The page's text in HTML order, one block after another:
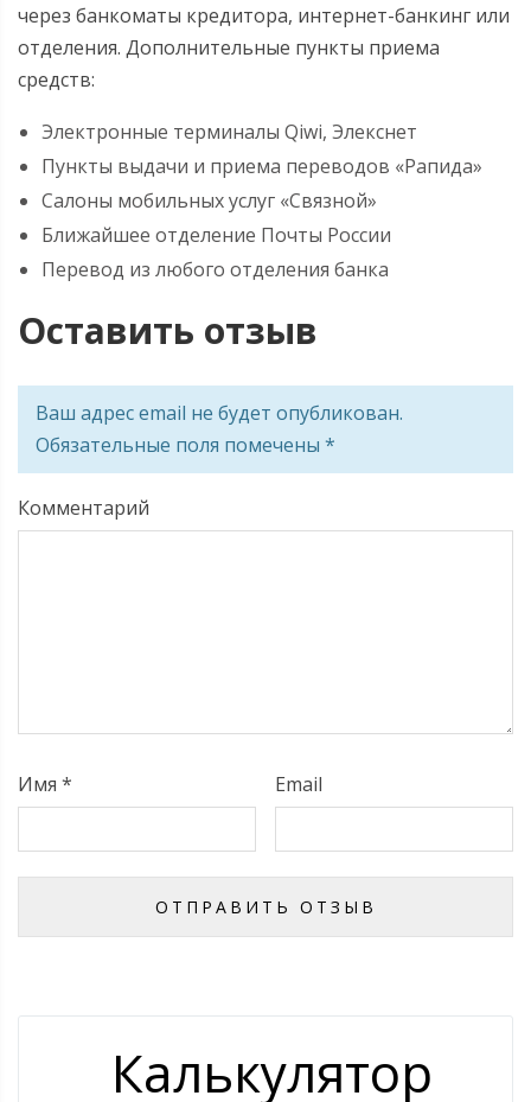
через банкоматы кредитора, интернет-банкинг или
отделения. Дополнительные пункты приема
средств:
Электронные терминалы Qiwi, Элекснет
Пункты выдачи и приема переводов «Рапида»
Салоны мобильных услуг «Связной»
Ближайшее отделение Почты России
Перевод из любого отделения банка
Оставить отзыв
Ваш адрес email не будет опубликован.
Обязательные поля помечены *
Комментарий
Имя * Email
Калькулятор